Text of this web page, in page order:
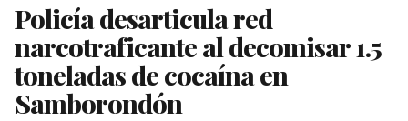
Policía desarticula red
narcotraficante al decomisar 1.5
toneladas de cocaína en
Samborondón